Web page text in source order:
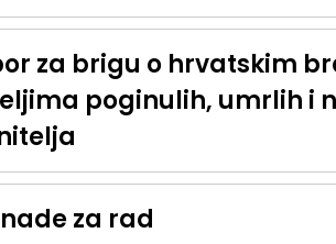
za brigu o hrvatskim
poginulih, umrlih i
za rad